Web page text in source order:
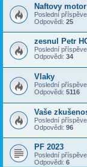
Naftovy
Poslední
Odpovědi: 25
zesnul Petr
Poslední
Odpovědi: 34
Vlaky
Poslední
Odpovědi: 5116
Vaše
Poslední
Odpovědi: 96
PF 2023
Poslední
Odpovědi: 6